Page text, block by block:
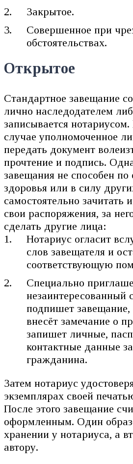
Закрытое.
Совершенное при
обстоятельствах.
Открытое
Стандартное завещание
лично наследодателем
записывается
случае уполномоченное
передать документ
прочтение и подпись.
завещания не способен по
здоровья или в силу
самостоятельно зачитать
свои распоряжения, за
сделать другие лица:
Нотариус огласит
слов завещателя и
соответствующую
Специально
незаинтересованный
подпишет завещание,
внесёт замечание о
запишет личные,
контактные данные
гражданина.
Затем нотариус
экземплярах своей
После этого завещание
оформленным. Один
хранении у нотариуса, а
автору.